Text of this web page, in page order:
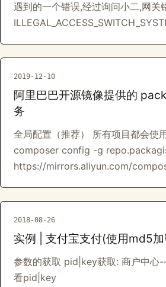
遇到的一个错误,经过询问小二,网关
2019-12-10
阿里巴巴开源镜像提供的
务
全局配置（推荐） 所有项目都会使
composer config -g
https://mirrors.aliyun.com/
2018-08-26
实例 | 支付宝支付(使用md5加
参数的获取 pid|key获取: 商户中心
看pid|key